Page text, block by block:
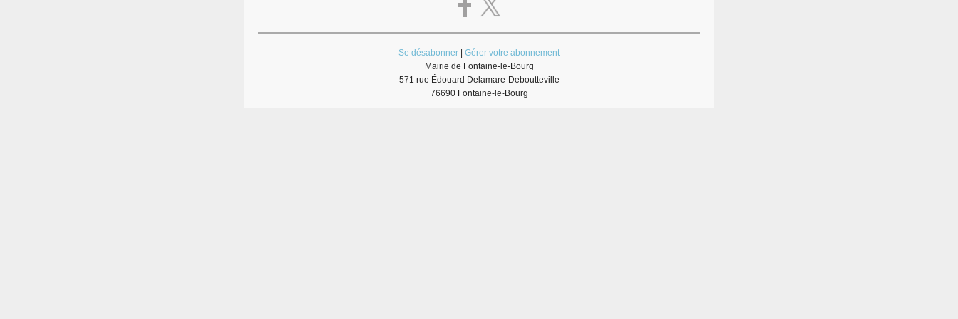
Se désabonner
Gérer votre abonnement
Mairie de Fontaine-le-Bourg
571 rue Édouard Delamare-Deboutteville
76690 Fontaine-le-Bourg